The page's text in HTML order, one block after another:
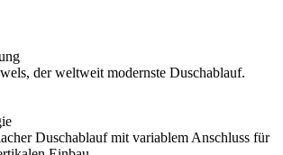
der weltweit modernste Duschablauf.
Duschablauf mit variablem Anschluss für